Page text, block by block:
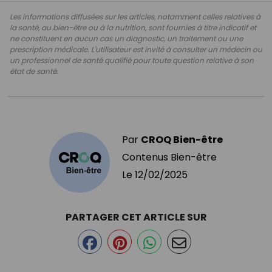
Les informations diffusées sur les articles, notamment celles relatives à
la santé, au bien-être ou à la nutrition, sont fournies à titre indicatif et
ne constituent en aucun cas un diagnostic, un traitement ou une
prescription médicale. L'utilisateur est invité à consulter un médecin ou
un professionnel de santé qualifié pour toute question relative à son
état de santé.
Par CROQ Bien-être
Contenus Bien-être
Le 12/02/2025
PARTAGER CET ARTICLE SUR